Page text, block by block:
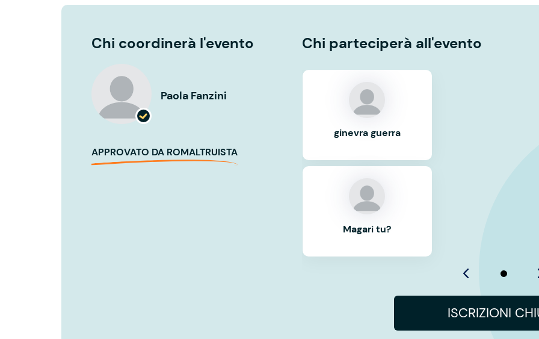
Chi coordinerà l'evento
Paola Fanzini
APPROVATO DA ROMALTRUISTA
Chi parteciperà all'evento
ginevra guerra
Magari tu?
ISCRIZIONI